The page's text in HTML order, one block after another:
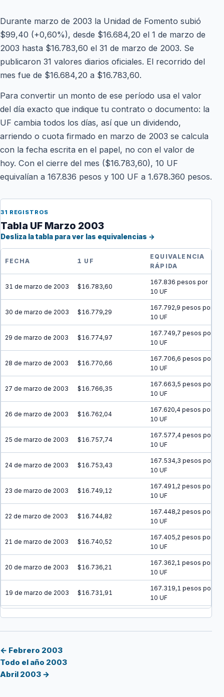
Durante marzo de 2003 la Unidad de Fomento subió
$99,40 (+0,60%), desde $16.684,20 el 1 de marzo de
2003 hasta $16.783,60 el 31 de marzo de 2003. Se
publicaron 31 valores diarios oficiales. El recorrido del
mes fue de $16.684,20 a $16.783,60.
Para convertir un monto de ese período usa el valor
del día exacto que indique tu contrato o documento: la
UF cambia todos los días, así que un dividendo,
arriendo o cuota firmado en marzo de 2003 se calcula
con la fecha escrita en el papel, no con el valor de
hoy. Con el cierre del mes ($16.783,60), 10 UF
equivalían a 167.836 pesos y 100 UF a 1.678.360 pesos.
31 REGISTROS
Tabla UF Marzo 2003
Desliza la tabla para ver las equivalencias →
FECHA 1 UF
EQUIVALENCIA
RÁPIDA
31 de marzo de 2003 $16.783,60
167.836 pesos por
10 UF
30 de marzo de 2003 $16.779,29
167.792,9 pesos por
10 UF
29 de marzo de 2003 $16.774,97
167.749,7 pesos por
10 UF
28 de marzo de 2003 $16.770,66
167.706,6 pesos por
10 UF
27 de marzo de 2003 $16.766,35
167.663,5 pesos por
10 UF
26 de marzo de 2003 $16.762,04
167.620,4 pesos por
10 UF
25 de marzo de 2003 $16.757,74
167.577,4 pesos por
10 UF
24 de marzo de 2003 $16.753,43
167.534,3 pesos por
10 UF
23 de marzo de 2003 $16.749,12
167.491,2 pesos por
10 UF
22 de marzo de 2003 $16.744,82
167.448,2 pesos por
10 UF
21 de marzo de 2003 $16.740,52
167.405,2 pesos por
10 UF
20 de marzo de 2003 $16.736,21
167.362,1 pesos por
10 UF
19 de marzo de 2003 $16.731,91
167.319,1 pesos por
10 UF
18 de marzo de 2003 $16.727,61
16 de marzo de 2003
← Febrero 2003
Todo el año 2003
Abril 2003 →